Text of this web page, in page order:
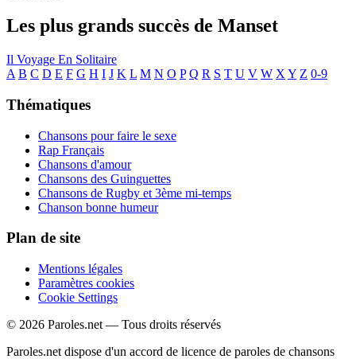
Les plus grands succès de Manset
Il Voyage En Solitaire
A B C D E F G H I J K L M N O P Q R S T U V W X Y Z 0-9
Thématiques
Chansons pour faire le sexe
Rap Français
Chansons d'amour
Chansons des Guinguettes
Chansons de Rugby et 3ème mi-temps
Chanson bonne humeur
Plan de site
Mentions légales
Paramètres cookies
Cookie Settings
© 2026 Paroles.net — Tous droits réservés
Paroles.net dispose d'un accord de licence de paroles de chansons